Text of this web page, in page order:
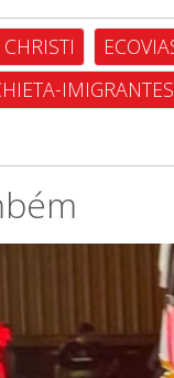
IMIGRANTES